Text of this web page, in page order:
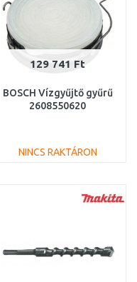
129 741 Ft
BOSCH Vízgyűjtő gyűrű
2608550620
NINCS RAKTÁRON
Összehasonlítás